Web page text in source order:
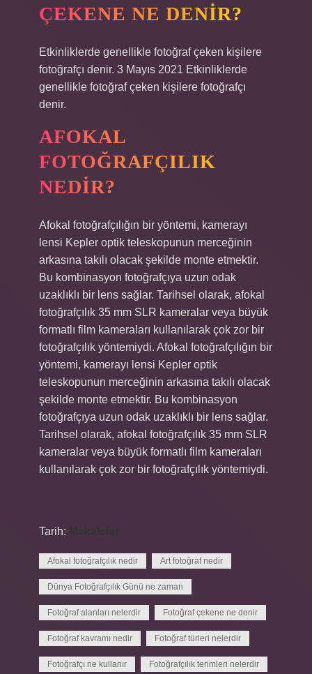
ÇEKENE NE DENIR?
Etkinliklerde genellikle fotoğraf çeken kişilere
fotoğrafçı denir. 3 Mayıs 2021 Etkinliklerde
genellikle fotoğraf çeken kişilere fotoğrafçı
denir.
AFOKAL
FOTOĞRAFÇILIK
NEDIR?
Afokal fotoğrafçılığın bir yöntemi, kamerayı
lensi Kepler optik teleskopunun merceğinin
arkasına takılı olacak şekilde monte etmektir.
Bu kombinasyon fotoğrafçıya uzun odak
uzaklıklı bir lens sağlar. Tarihsel olarak, afokal
fotoğrafçılık 35 mm SLR kameralar veya büyük
formatlı film kameraları kullanılarak çok zor bir
fotoğrafçılık yöntemiydi. Afokal fotoğrafçılığın bir
yöntemi, kamerayı lensi Kepler optik
teleskopunun merceğinin arkasına takılı olacak
şekilde monte etmektir. Bu kombinasyon
fotoğrafçıya uzun odak uzaklıklı bir lens sağlar.
Tarihsel olarak, afokal fotoğrafçılık 35 mm SLR
kameralar veya büyük formatlı film kameraları
kullanılarak çok zor bir fotoğrafçılık yöntemiydi.
Tarih:
Afokal fotoğrafçılık nedir Art fotoğraf nedir
Dünya Fotoğrafçılık Günü ne zaman
Fotoğraf alanları nelerdir Fotoğraf çekene ne denir
Fotoğraf kavramı nedir Fotoğraf türleri nelerdir
Fotoğrafçı ne kullanır Fotoğrafçılık terimleri nelerdir